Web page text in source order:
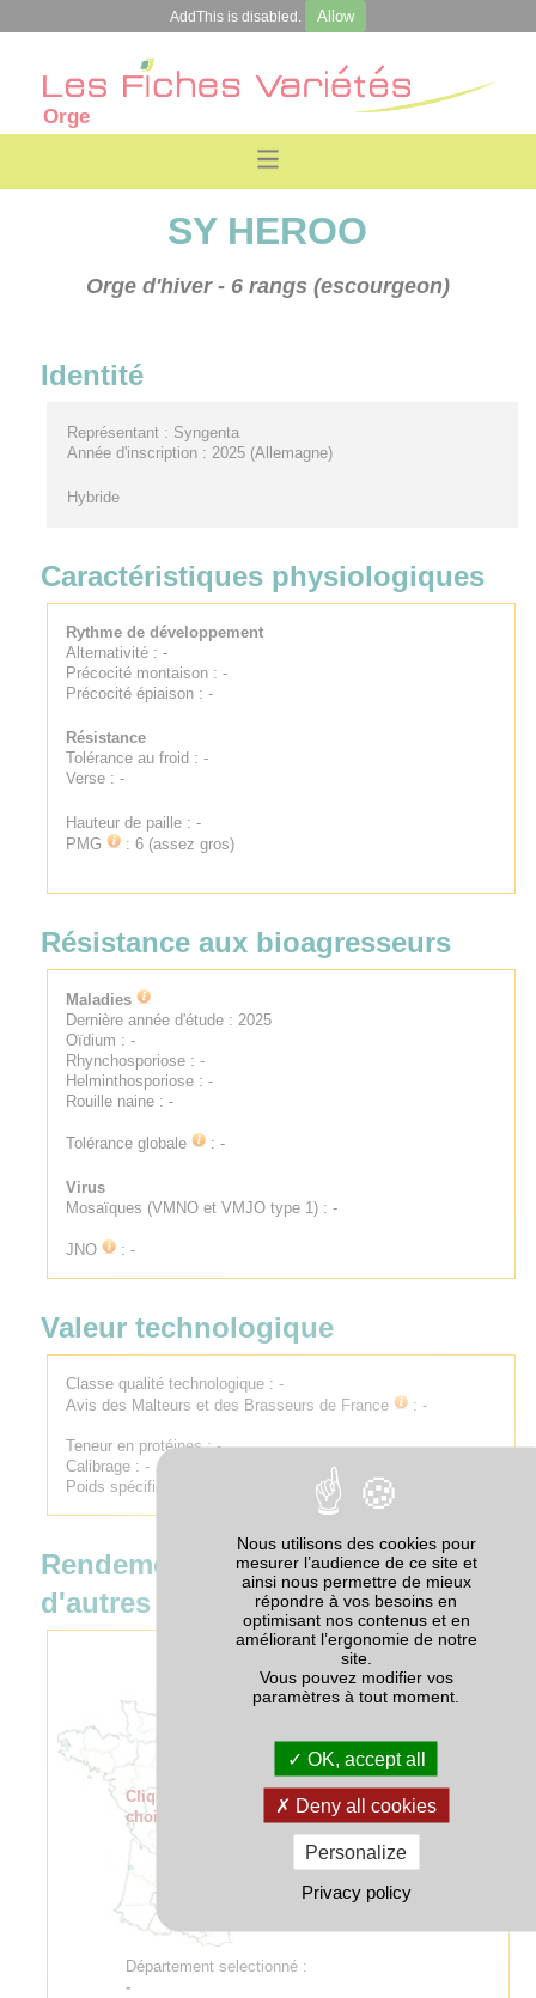
AddThis is disabled. Allow
Orge
SY HEROO
Orge d'hiver- 6 rangs (escourgeon)
Identité
Représentant : Syngenta
Année d'inscription : 2025 (Allemagne)
Hybride
Caractéristiques physiologiques
Rythme de développement
Alternativité : -
Précocité montaison : -
Précocité épiaison : -
Résistance
Tolérance au froid : -
Verse : -
Hauteur de paille : -
PMG
: 6 (assez gros)
Résistance aux bioagresseurs
Maladies
Dernière année d'étude : 2025
Oïdium : -
Rhynchosporiose : -
Helminthosporiose : -
Rouille naine : -
Tolérance globale : -
Virus
Mosaïques (VMNO et VMJO type 1) : -
JNO : -
Valeur technologique
Classe qualité technologique : -
Avis des Malteurs et des Brasseurs de France
: -
Teneur en protéines : -
Calibrage : -
Poids spécifique : -
Rendement par rapport à
d'autres variétés
Cliquer sur la carte pour
choisir un département
Département selectionné :
-
Nous utilisons des cookies pour
mesurer l’audience de ce site et
ainsi nous permettre de mieux
répondre à vos besoins en
optimisant nos contenus et en
améliorant l’ergonomie de notre
site.
Vous pouvez modifier vos
paramètres à tout moment.
OK, accept all
Deny all cookies
Personalize
Privacy policy